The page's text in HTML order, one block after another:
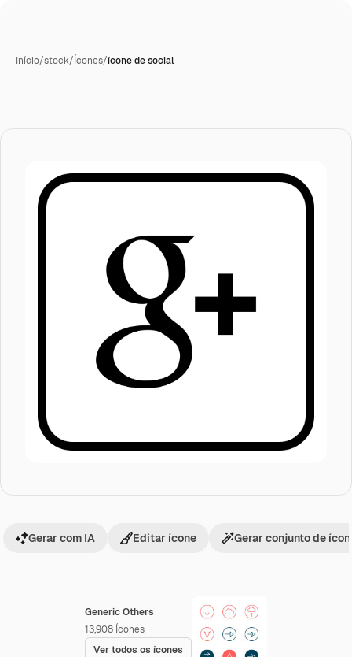
Início/stock/Ícones/ícone de social
Generic Others
13,908 Ícones
Ver todos os ícones
Gerar com IA Editar ícone Gerar conjunto de